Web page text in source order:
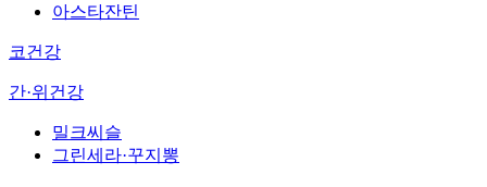
아스타잔틴
코건강
간·위건강
밀크씨슬
그린세라·꾸지뽕